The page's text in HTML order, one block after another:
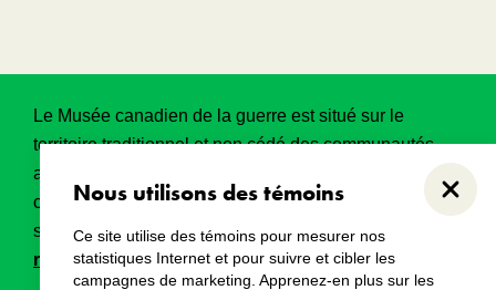
Nous utilisons des témoins
Ce site utilise des témoins pour mesurer nos
statistiques Internet et pour suivre et cibler les
campagnes de marketing. Apprenez-en plus sur les
Le Musée canadien de la guerre est situé sur le
territoire traditionnel et non cédé des communautés
algonquines Anishinabeg. Ce territoire a eu et
continue d’avoir une grande importance historique,
spirituelle et sacrée.Lire l’intégralité de la
reconnaissance territoriale.